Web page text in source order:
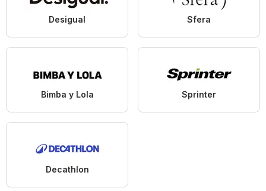
Desigual Sfera
Bimba y Lola Sprinter
Decathlon